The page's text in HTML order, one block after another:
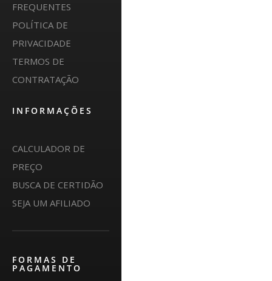
FREQUENTES
POLÍTICA DE
PRIVACIDADE
TERMOS DE
CONTRATAÇÃO
INFORMAÇÕES
CALCULADOR DE
PREÇO
BUSCA DE CERTIDÃO
SEJA UM AFILIADO
FORMAS DE
PAGAMENTO